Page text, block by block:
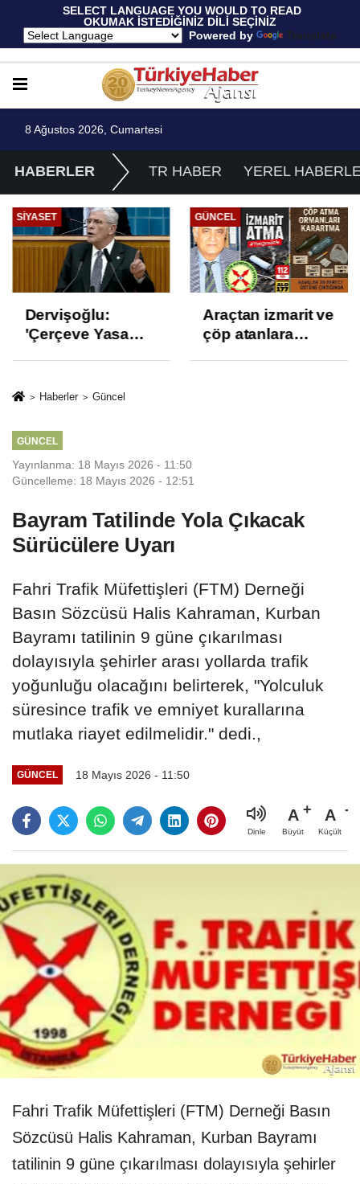
SELECT LANGUAGE YOU WOULD TO READ
OKUMAK İSTEDİĞİNİZ DİLİ SEÇİNİZ
Powered by
Translate
8 Ağustos 2026, Cumartesi
HABERLER TR HABER YEREL
GÜNCEL
Araçtan izmarit ve
çöp atanlara
izmariti
EKONOMI
TÜİK Temmuz
enflasyonunu
Haberler Güncel
GÜNCEL
Yayınlanma: 18 Mayıs 2026 - 11:50
Güncelleme: 18 Mayıs 2026 - 12:51
Bayram Tatilinde Yola Çıkacak
Sürücülere Uyarı
Fahri Trafik Müfettişleri (FTM) Derneği
Basın Sözcüsü Halis Kahraman, Kurban
Bayramı tatilinin 9 güne çıkarılması
dolayısıyla şehirler arası yollarda trafik
yoğunluğu olacağını belirterek, "Yolculuk
süresince trafik ve emniyet kurallarına
mutlaka riayet edilmelidir." dedi.,
GÜNCEL 18 Mayıs 2026 - 11:50
Dinle
A
Büyüt
A
Küçült
Fahri Trafik Müfettişleri (FTM) Derneği Basın
Sözcüsü Halis Kahraman, Kurban Bayramı
tatilinin 9 güne çıkarılması dolayısıyla şehirler